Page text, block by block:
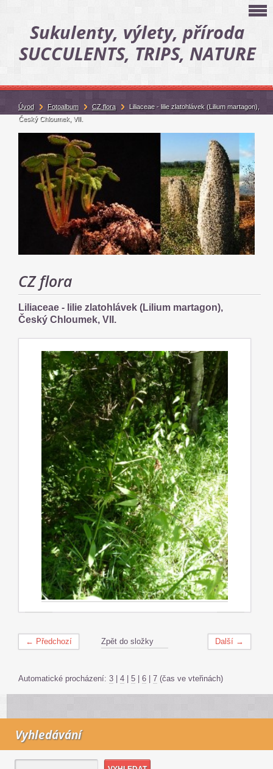
Sukulenty, výlety, příroda
SUCCULENTS, TRIPS, NATURE
CZ flora
Liliaceae - lilie zlatohlávek (Lilium martagon),
Český Chloumek, VII.
← Předchozí Další →
Zpět do složky
Automatické procházení: 3 4 5 6 7 (čas ve vteřinách)
Vyhledávání
Úvod Fotoalbum CZ flora
Liliaceae - lilie zlatohlávek (Lilium martagon),
Český Chloumek, VII.